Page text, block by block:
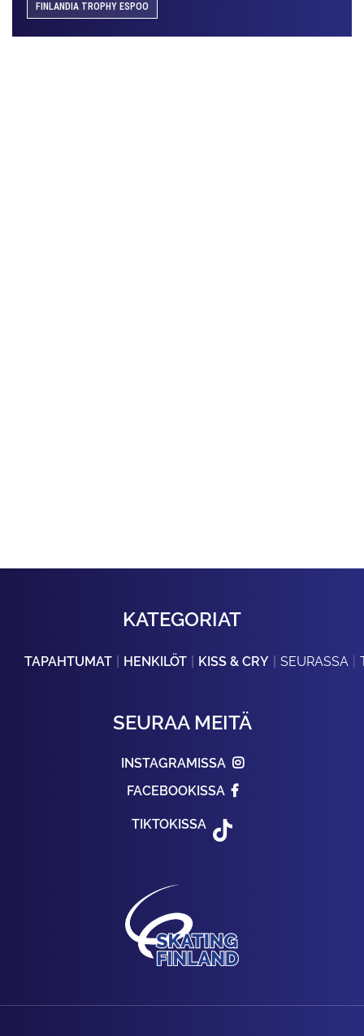
FINLANDIA TROPHY ESPOO
KATEGORIAT
TAPAHTUMAT HENKILÖT KISS & CRY SEURASSA
SEURAA MEITÄ
INSTAGRAMISSA
FACEBOOKISSA
TIKTOKISSA